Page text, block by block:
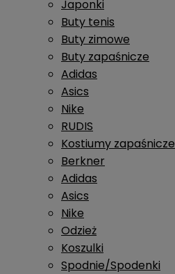
Japonki
Buty tenis
Buty zimowe
Buty zapaśnicze
Adidas
Asics
Nike
RUDIS
Kostiumy zapaśnicze
Berkner
Adidas
Asics
Nike
Odzież
Koszulki
Spodnie/Spodenki